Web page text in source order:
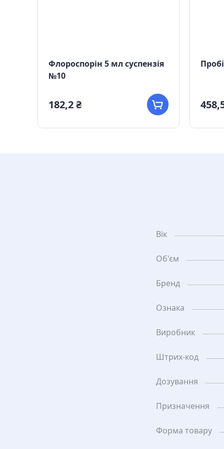
Флороспорін 5 мл суспензія
№10
182,2 ₴
Вік
Об'єм
Бренд
Ознака
Виробник
Штрих-код
Дозування
Призначення
Форма товару